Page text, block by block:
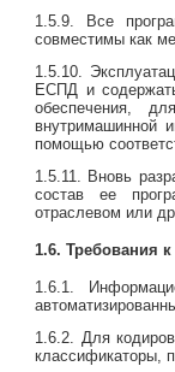
1.5.9. Все
совместимы как
1.5.10.
ЕСПД и
обеспечения,
внутримашинной
помощью
1.5.11. Вновь
состав ее
отраслевом или
1.6. Требования
1.6.1.
1.6.2. Для
классификаторы,